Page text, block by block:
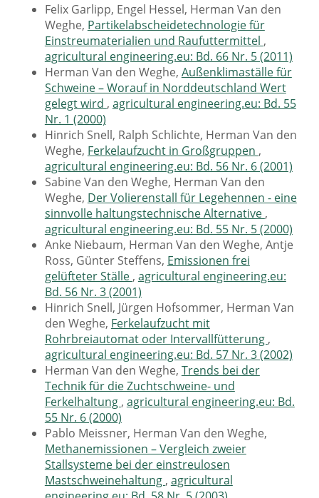
Felix Garlipp, Engel Hessel, Herman Van den
Weghe, Partikelabscheidetechnologie für
Einstreumaterialien und Raufuttermittel ,
agricultural engineering.eu: Bd. 66 Nr. 5 (2011)
Herman Van den Weghe, Außenklimaställe für
Schweine – Worauf in Norddeutschland Wert
gelegt wird , agricultural engineering.eu: Bd. 55
Nr. 1 (2000)
Hinrich Snell, Ralph Schlichte, Herman Van den
Weghe, Ferkelaufzucht in Großgruppen ,
agricultural engineering.eu: Bd. 56 Nr. 6 (2001)
Sabine Van den Weghe, Herman Van den
Weghe, Der Volierenstall für Legehennen - eine
sinnvolle haltungstechnische Alternative ,
agricultural engineering.eu: Bd. 55 Nr. 5 (2000)
Anke Niebaum, Herman Van den Weghe, Antje
Ross, Günter Steffens, Emissionen frei
gelüfteter Ställe , agricultural engineering.eu:
Bd. 56 Nr. 3 (2001)
Hinrich Snell, Jürgen Hofsommer, Herman Van
den Weghe, Ferkelaufzucht mit
Rohrbreiautomat oder Intervallfütterung ,
agricultural engineering.eu: Bd. 57 Nr. 3 (2002)
Herman Van den Weghe, Trends bei der
Technik für die Zuchtschweine- und
Ferkelhaltung , agricultural engineering.eu: Bd.
55 Nr. 6 (2000)
Pablo Meissner, Herman Van den Weghe,
Methanemissionen – Vergleich zweier
Stallsysteme bei der einstreulosen
Mastschweinehaltung , agricultural